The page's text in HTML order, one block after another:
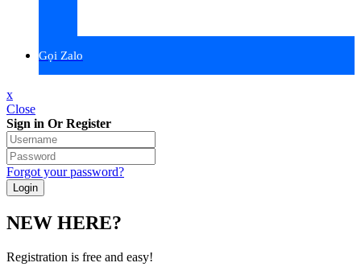
Gọi Zalo
x
Close
Sign in Or Register
Forgot your password?
NEW HERE?
Registration is free and easy!